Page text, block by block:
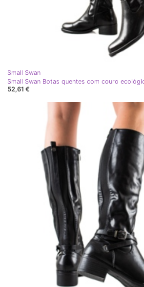
Small Swan
Small Swan Botas quentes com couro
52,61 €